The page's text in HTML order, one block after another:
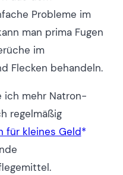
Probleme im
man prima Fugen
im
Flecken behandeln.
ich mehr Natron-
regelmäßig
für kleines Geld